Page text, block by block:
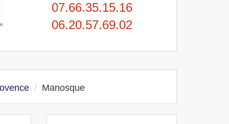
07.66.35.15.16
06.20.57.69.02
Manosque